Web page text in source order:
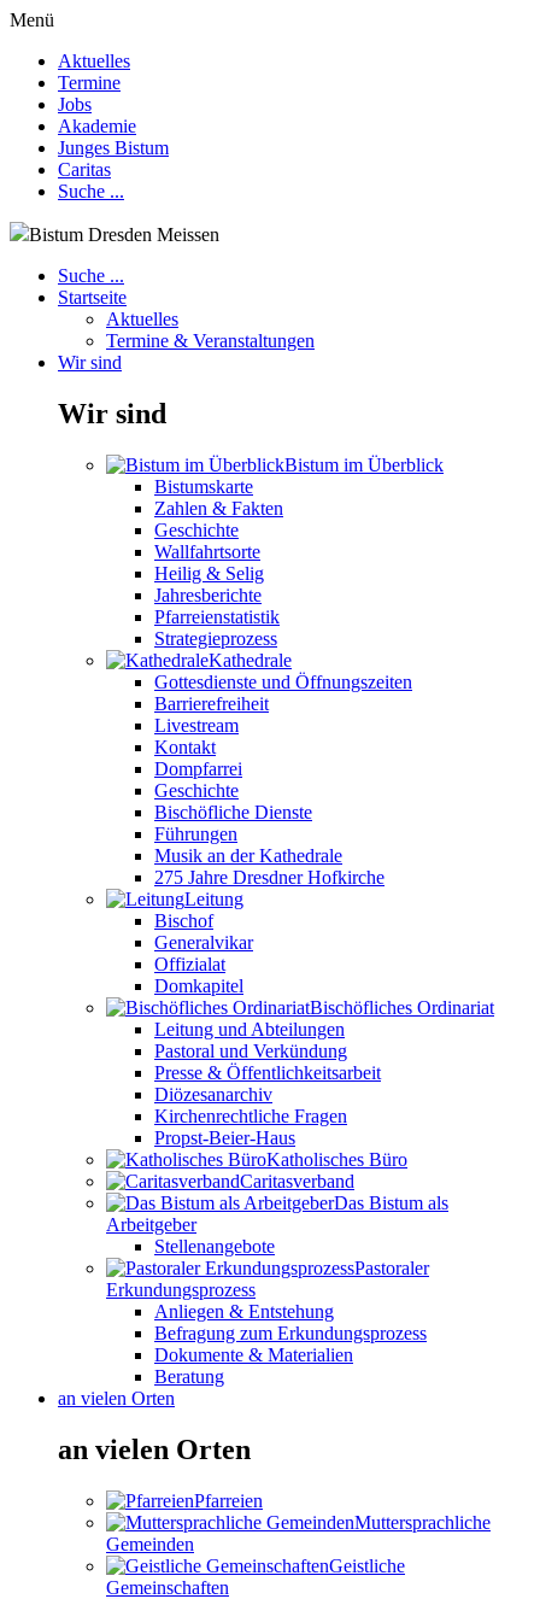
Menü
Aktuelles
Termine
Jobs
Akademie
Junges Bistum
Caritas
Suche ...
Bistum Dresden Meissen
Suche ...
Startseite
Aktuelles
Termine & Veranstaltungen
Wir sind
Wir sind
Bistum im Überblick
Bistumskarte
Zahlen & Fakten
Geschichte
Wallfahrtsorte
Heilig & Selig
Jahresberichte
Pfarreienstatistik
Strategieprozess
Kathedrale
Gottesdienste und Öffnungszeiten
Barrierefreiheit
Livestream
Kontakt
Dompfarrei
Geschichte
Bischöfliche Dienste
Führungen
Musik an der Kathedrale
275 Jahre Dresdner Hofkirche
Leitung
Bischof
Generalvikar
Offizialat
Domkapitel
Bischöfliches Ordinariat
Leitung und Abteilungen
Pastoral und Verkündung
Presse & Öffentlichkeitsarbeit
Diözesanarchiv
Kirchenrechtliche Fragen
Propst-Beier-Haus
Katholisches Büro
Caritasverband
Das Bistum als
Arbeitgeber
Stellenangebote
Pastoraler
Erkundungsprozess
Anliegen & Entstehung
Befragung zum Erkundungsprozess
Dokumente & Materialien
Beratung
an vielen Orten
an vielen Orten
Pfarreien
Muttersprachliche
Gemeinden
Geistliche
Gemeinschaften